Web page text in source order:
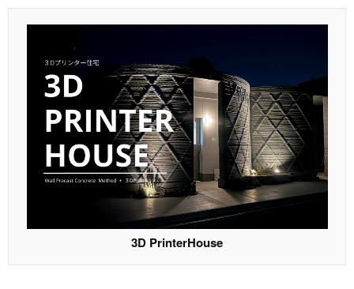
3D PrinterHouse